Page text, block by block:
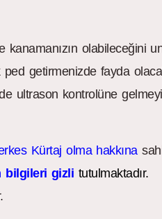
olabileceğini
ped getirmenizde fayda
ultrason kontrolüne
Kürtaj olma hakkına
bilgileri gizli tutulmaktadır.